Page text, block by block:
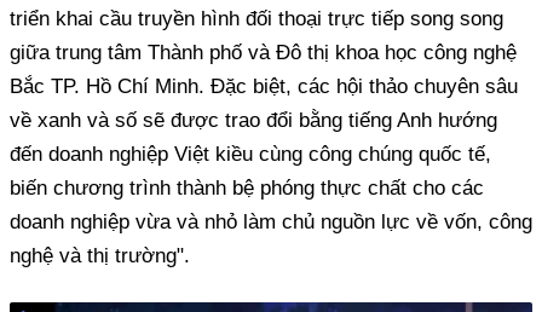
triển khai cầu truyền hình đối thoại trực tiếp song song
giữa trung tâm Thành phố và Đô thị khoa học công nghệ
Bắc TP. Hồ Chí Minh. Đặc biệt, các hội thảo chuyên sâu
về xanh và số sẽ được trao đổi bằng tiếng Anh hướng
đến doanh nghiệp Việt kiều cùng công chúng quốc tế,
biến chương trình thành bệ phóng thực chất cho các
doanh nghiệp vừa và nhỏ làm chủ nguồn lực về vốn, công
nghệ và thị trường".